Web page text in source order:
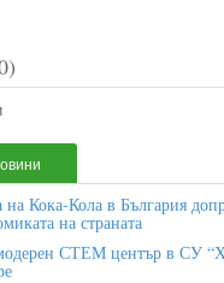
на Кока-Кола в България
на страната
СТЕМ център в СУ